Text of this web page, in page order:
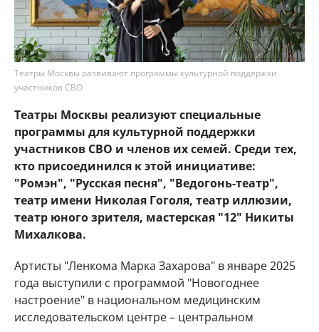
Театры Москвы развивают программы культурной поддержки
участников СВО
Театры Москвы реализуют специальные
программы для культурной поддержки
участников СВО и членов их семей. Среди тех,
кто присоединился к этой инициативе:
"Ромэн", "Русская песня", "Ведогонь-театр",
театр имени Николая Гоголя, театр иллюзии,
театр юного зрителя, мастерская "12" Никиты
Михалкова.
Артисты "Ленкома Марка Захарова" в январе 2025
года выступили с программой "Новогоднее
настроение" в национальном медицинским
исследовательском центре – центральном